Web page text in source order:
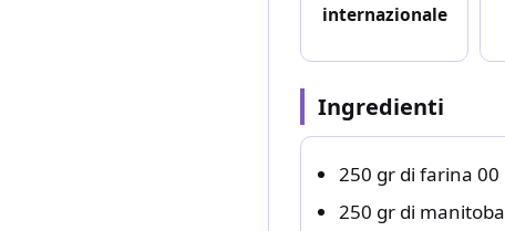
internazionale
Ingredienti
250 gr di farina 00
250 gr di manitoba